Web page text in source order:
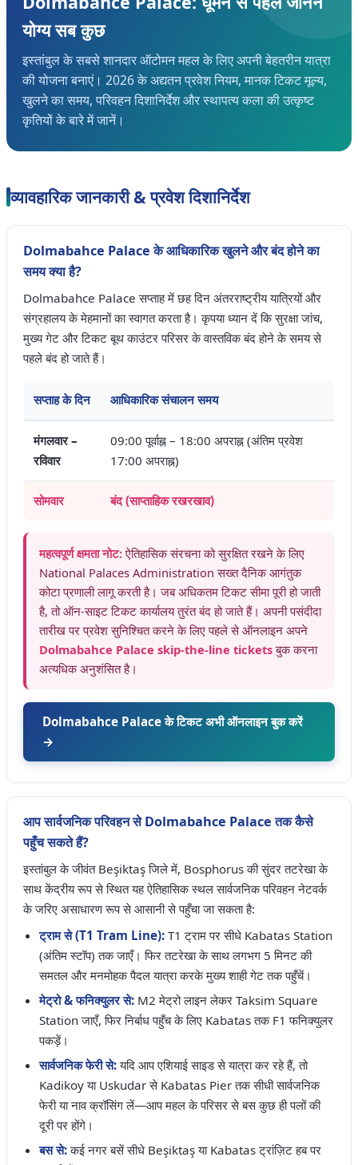
योग्य सब कुछ
इस्तांबुल के सबसे शानदार ऑटोमन महल के लिए अपनी बेहतरीन यात्रा
की योजना बनाएं। 2026 के अद्यतन प्रवेश नियम, मानक टिकट मूल्य,
खुलने का समय, परिवहन दिशानिर्देश और स्थापत्य कला की उत्कृष्ट
कृतियों के बारे में जानें।
व्यावहारिक जानकारी & प्रवेश दिशानिर्देश
Dolmabahce Palace के आधिकारिक खुलने और बंद होने का
समय क्या है?
Dolmabahce Palace सप्ताह में छह दिन अंतरराष्ट्रीय यात्रियों और
संग्रहालय के मेहमानों का स्वागत करता है। कृपया ध्यान दें कि सुरक्षा जांच,
मुख्य गेट और टिकट बूथ काउंटर परिसर के वास्तविक बंद होने के समय से
पहले बंद हो जाते हैं।
सप्ताह के दिन आधिकारिक संचालन समय
मंगलवार –
रविवार
09:00 पूर्वाह्न – 18:00 अपराह्न (अंतिम प्रवेश
17:00 अपराह्न)
सोमवार बंद (साप्ताहिक रखरखाव)
महत्वपूर्ण क्षमता नोट:ऐतिहासिक संरचना को सुरक्षित रखने के लिए
National Palaces Administration सख्त दैनिक आगंतुक
कोटा प्रणाली लागू करती है। जब अधिकतम टिकट सीमा पूरी हो जाती
है, तो ऑन-साइट टिकट कार्यालय तुरंत बंद हो जाते हैं। अपनी पसंदीदा
तारीख पर प्रवेश सुनिश्चित करने के लिए पहले से ऑनलाइन अपने
Dolmabahce Palace skip-the-line ticketsबुक करना
अत्यधिक अनुशंसित है।
Dolmabahce Palace के टिकट अभी ऑनलाइन बुक करें
→
आप सार्वजनिक परिवहन से Dolmabahce Palace तक कैसे
पहुँच सकते हैं?
इस्तांबुल के जीवंत Beşiktaş जिले में, Bosphorus की सुंदर तटरेखा के
साथ केंद्रीय रूप से स्थित यह ऐतिहासिक स्थल सार्वजनिक परिवहन नेटवर्क
के जरिए असाधारण रूप से आसानी से पहुँचा जा सकता है:
ट्राम से (T1 Tram Line): T1 ट्राम पर सीधे Kabatas Station
(अंतिम स्टॉप) तक जाएँ। फिर तटरेखा के साथ लगभग 5 मिनट की
समतल और मनमोहक पैदल यात्रा करके मुख्य शाही गेट तक पहुँचें।
मेट्रो & फनिक्युलर से: M2 मेट्रो लाइन लेकर Taksim Square
Station जाएँ, फिर निर्बाध पहुँच के लिए Kabatas तक F1 फनिक्युलर
पकड़ें।
सार्वजनिक फेरी से:यदि आप एशियाई साइड से यात्रा कर रहे हैं, तो
Kadikoy या Uskudar से Kabatas Pier तक सीधी सार्वजनिक
फेरी या नाव क्रॉसिंग लें—आप महल के परिसर से बस कुछ ही पलों की
दूरी पर होंगे।
बस से:कई नगर बसें सीधे Beşiktaş या Kabatas ट्रांज़िट हब पर